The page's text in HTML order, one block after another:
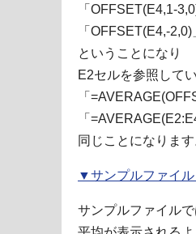
「OFFSET(E4,1-3,0)
「OFFSET(E4,-2,0)
ということになり
E2セルを参照して
「
「
同じことになります
▼サンプルファイ
サンプルファイル